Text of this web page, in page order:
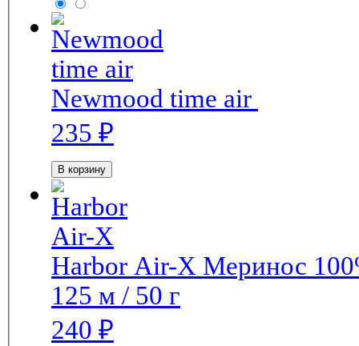
Newmood time air
235 ₽
В корзину
Harbor Air-X Меринос
125 м / 50 г
240 ₽